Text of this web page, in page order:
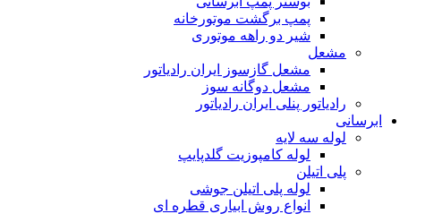
پمپ برگشت موتورخانه
شیر دو راهه موتوری
مشعل
مشعل گازسوز ایران رادیاتور
مشعل دوگانه سوز
رادیاتور پنلی ایران رادیاتور
ابرسانی
لوله سه لایه
لوله کامپوزیت گلدپایپ
پلی اتیلن
لوله پلی اتیلن جوشی
انواع روش ابیاری قطره ای